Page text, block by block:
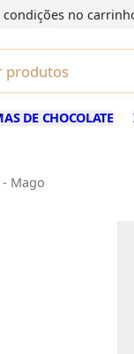
condições no
DE CHOCOLATE
Mago